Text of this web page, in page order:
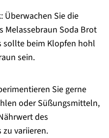
: Überwachen Sie die
Melassebraun Soda Brot
sollte beim Klopfen hohl
sein.
Sie gerne
oder Süßungsmitteln,
des
zu variieren.